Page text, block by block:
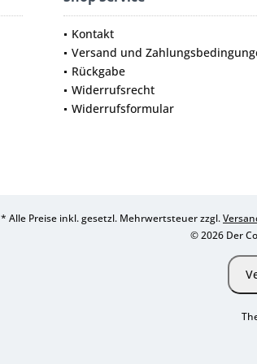
Kontakt
Versand und
Rückgabe
Widerrufsrecht
Widerrufsformular
* Alle Preise inkl. gesetzl. Mehrwertsteuer zzgl.
© 2026 Der